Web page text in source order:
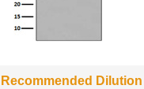
Recommended Dilution